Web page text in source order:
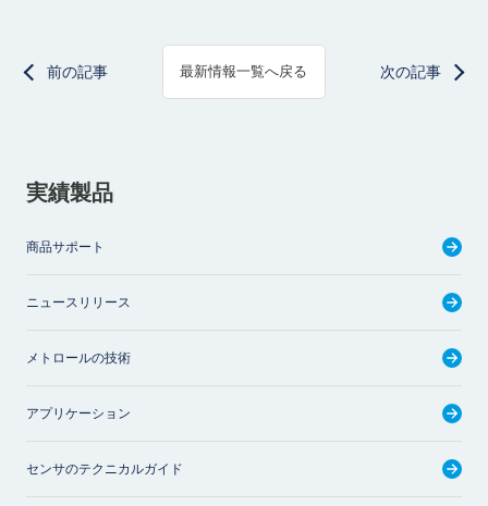
前の記事 最新情報一覧へ戻る 次の記事
実績製品
商品サポート
ニュースリリース
メトロールの技術
アプリケーション
センサのテクニカルガイド